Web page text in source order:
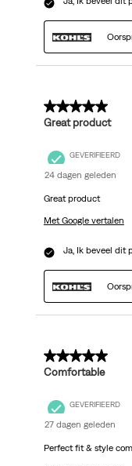
5 van 5 sterren.
Great product
GEVERIFIEERD
24 dagen geleden
Great product
Met Google vertalen
Ja, Ik beveel dit
5 van 5 sterren.
Comfortable
GEVERIFIEERD
27 dagen geleden
Perfect fit & style